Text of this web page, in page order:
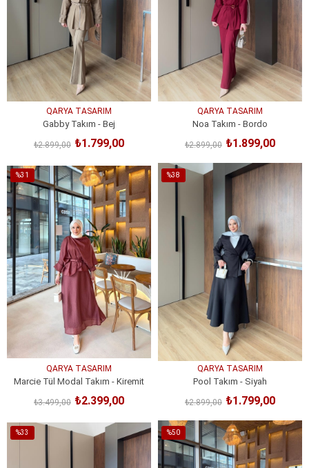
QARYA TASARIM
Gabby Takım - Bej
₺1.799,00
₺2.899,00
QARYA TASARIM
Noa Takım - Bordo
₺1.899,00
₺2.899,00
SEPETE EKLE
%31
İndirim
%31İndirim
QARYA TASARIM
Marcie Tül Modal Takım - Kiremit
₺2.399,00
₺3.499,00
%38
QARYA TASARIM
Pool Takım - Siyah
₺1.799,00
₺2.899,00
SEPETE EKLE
%33
%50
İndirim
%50İndirim